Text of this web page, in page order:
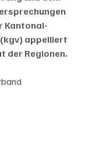
Kantonal-
appelliert
der Regionen.